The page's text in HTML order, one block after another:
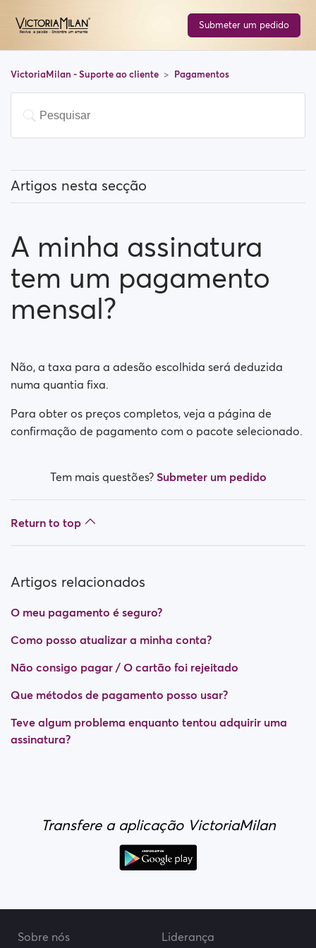
Submeter um pedido
VictoriaMilan - Suporte ao cliente Pagamentos
Artigos nesta secção
Como posso atualizar a minha conta?
Que métodos de pagamento posso usar?
O meu pagamento é seguro?
Como desativo a renovação automática?
Teve algum problema enquanto tentou adquirir uma
assinatura?
Não consigo pagar / O cartão foi rejeitado
GooglePay)
Como cancelar a assinatura em caso de pagamento
A minha assinatura
tem um pagamento
mensal?
Não, a taxa para a adesão escolhida será deduzida
numa quantia fixa.
Para obter os preços completos, veja a página de
confirmação de pagamento com o pacote selecionado.
Tem mais questões? Submeter um pedido
Return to top
Artigos relacionados
O meu pagamento é seguro?
Como posso atualizar a minha conta?
Não consigo pagar / O cartão foi rejeitado
Que métodos de pagamento posso usar?
Teve algum problema enquanto tentou adquirir uma
assinatura?
Transfere a aplicação VictoriaMilan
Sobre nós Liderança